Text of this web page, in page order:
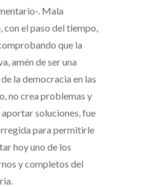
. Mala
con el paso del tiempo,
que la
amén de ser una
la democracia en las
no crea problemas y
aportar soluciones, fue
para permitirle
hoy uno de los
y completos del